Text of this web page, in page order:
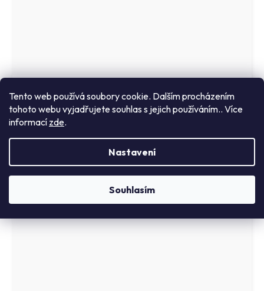
Tento web používá soubory cookie. Dalším procházením
tohoto webu vyjadřujete souhlas s jejich používáním.. Více
informací zde.
Nastavení
Souhlasím
Skladem u dodavatele
DO KOŠÍKU